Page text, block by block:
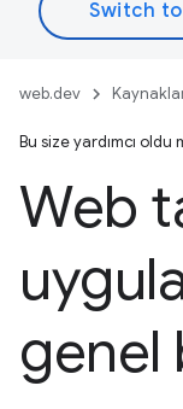
web.dev
Bu size yardımcı oldu
Web
genel